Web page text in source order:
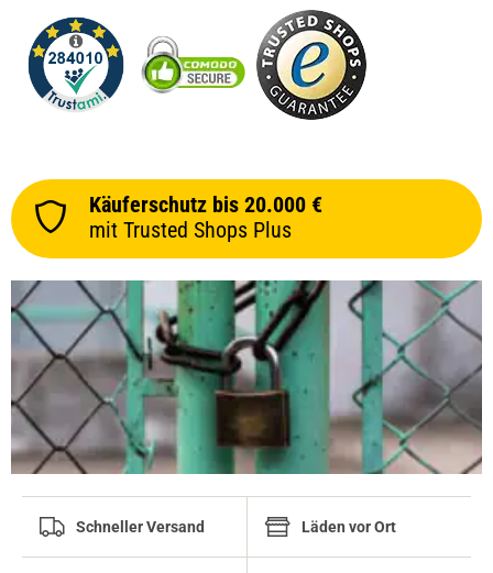
Käuferschutz bis 20.000 €
mit Trusted Shops Plus
Schneller Versand Läden vor Ort